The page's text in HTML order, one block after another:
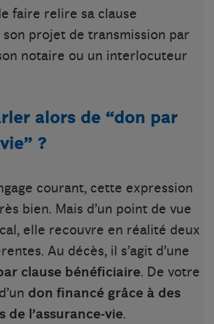
faire relire sa clause
projet de transmission par
notaire ou un interlocuteur
alors de “don par
?
courant, cette expression
bien. Mais d’un point de vue
elle recouvre en réalité deux
Au décès, il s’agit d’une
clause bénéficiaire. De votre
don financé grâce à des
de l’assurance-vie.